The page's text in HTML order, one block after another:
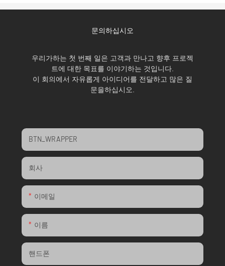
문의하십시오
우리가하는 첫 번째 일은 고객과 만나고 향후 프로젝
트에 대한 목표를 이야기하는 것입니다.
이 회의에서 자유롭게 아이디어를 전달하고 많은 질
문을하십시오.
BTN_WRAPPER
회사
이메일
이름
핸드폰